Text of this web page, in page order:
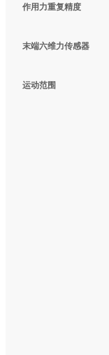
作用力重复精度
末端六维力传感器
运动范围